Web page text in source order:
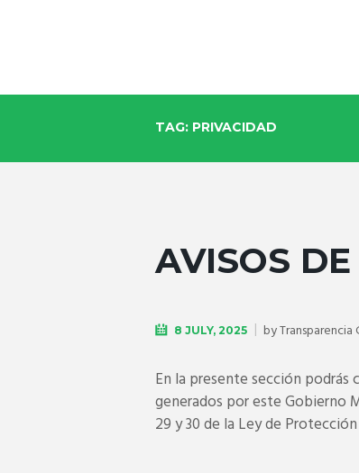
TAG: PRIVACIDAD
AVISOS
8 JULY, 2025 byTransparencia
En la presente sección
generados por este Gobierno
29 y 30 de la Ley de